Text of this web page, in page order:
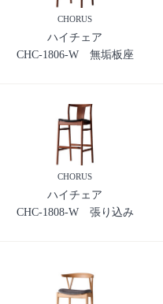
CHORUS
ハイチェア
CHC-1806-W 無垢板座
CHORUS
ハイチェア
CHC-1808-W 張り込み